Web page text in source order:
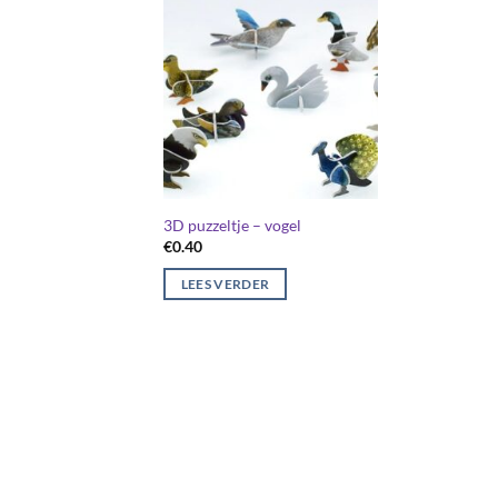
3D puzzeltje – vogel
€0.40
LEES VERDER